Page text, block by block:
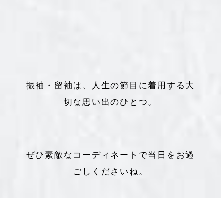
振袖・留袖は、人生の節目に着用する大
切な思い出のひとつ。
ぜひ素敵なコーディネートで当日をお過
ごしくださいね。